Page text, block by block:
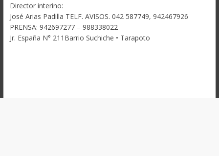
Director interino:
José Arias Padilla TELF. AVISOS. 042 587749, 942467926
PRENSA: 942697277 – 988338022
Jr. España N° 211Barrio Suchiche • Tarapoto